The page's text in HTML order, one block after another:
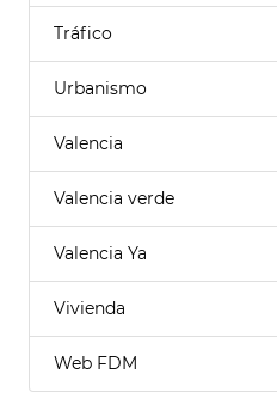
Tráfico
Urbanismo
Valencia
Valencia verde
Valencia Ya
Vivienda
Web FDM